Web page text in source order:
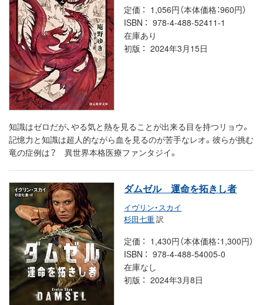
定価
1,056円（本体価格：960円）
ISBN
978-4-488-52411-1
在庫あり
初版
2024年3月15日
知識はゼロだが、やる気と熱を見ることが出来る目を持つリョウ。
記憶力と知識は超人的ながら血を見るのが苦手なレオ。彼らが挑む
竜の症例は？ 異世界本格医療ファンタジイ。
ダムゼル 運命を拓きし者
イヴリン・スカイ
杉田七重訳
定価
1,430円（本体価格：1,300円）
ISBN
978-4-488-54005-0
在庫なし
初版
2024年3月8日